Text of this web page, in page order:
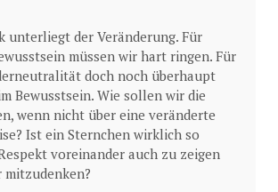
unterliegt der Veränderung. Für
müssen wir hart ringen. Für
doch noch überhaupt
Bewusstsein. Wie sollen wir die
wenn nicht über eine veränderte
Ist ein Sternchen wirklich so
voreinander auch zu zeigen